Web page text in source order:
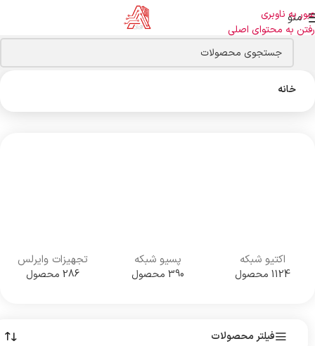
عبور به ناوبری
رفتن به محتوای اصلی
منو
خانه
اکتیو شبکه
1124 محصول
پسیو شبکه
390 محصول
تجهیزات وایرلس
286 محصول
فیلتر محصولات